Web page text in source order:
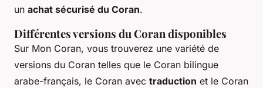
un achat sécurisé du Coran.
Différentes versions du Coran disponibles
Sur Mon Coran, vous trouverez une variété de
versions du Coran telles que le Coran bilingue
arabe-français, le Coran avec traduction et le Coran